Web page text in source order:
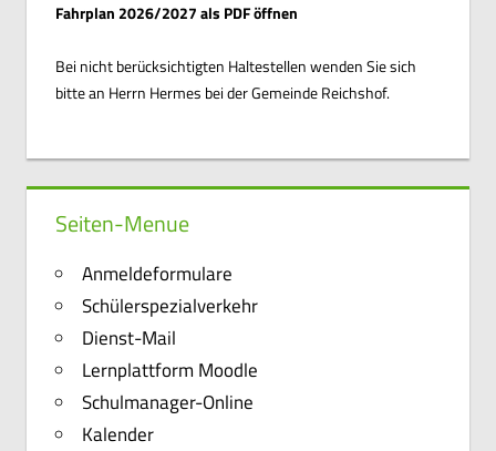
Fahrplan 2026/2027 als PDF öffnen
Bei nicht berücksichtigten Haltestellen wenden Sie sich
bitte an Herrn Hermes bei der Gemeinde Reichshof.
Seiten-Menue
Anmeldeformulare
Schülerspezialverkehr
Dienst-Mail
Lernplattform Moodle
Schulmanager-Online
Kalender